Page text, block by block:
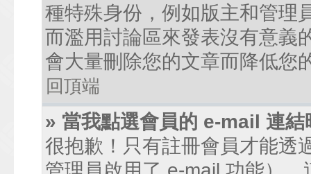
種特殊身份，例如版主和管理
而濫用討論區來發表沒有意義
會大量刪除您的文章而降低您
回頂端
» 當我點選會員的 e-mail 連
很抱歉！只有註冊會員才能透